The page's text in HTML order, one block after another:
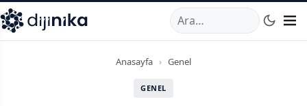
,Marmara Mahallesi,Beylikdüzü34520TRTelefon:0850
Anasayfa › Genel
GENEL